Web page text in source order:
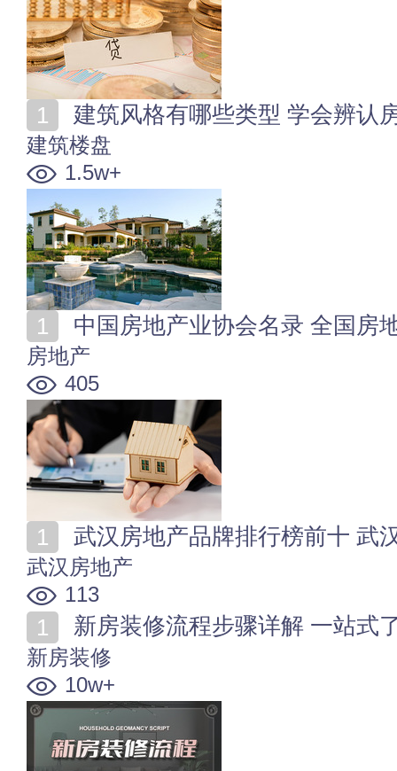
建筑风格有哪些类型 学会辨认
建筑楼盘
1.5w+
中国房地产业协会名录 全国房
房地产
405
武汉房地产品牌排行榜前十 武
武汉房地产
113
新房装修流程步骤详解 一站式
新房装修
10w+